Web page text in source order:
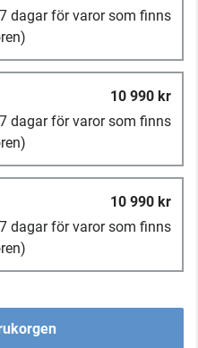
dagar för varor som finns
10 990 kr
dagar för varor som finns
10 990 kr
dagar för varor som finns